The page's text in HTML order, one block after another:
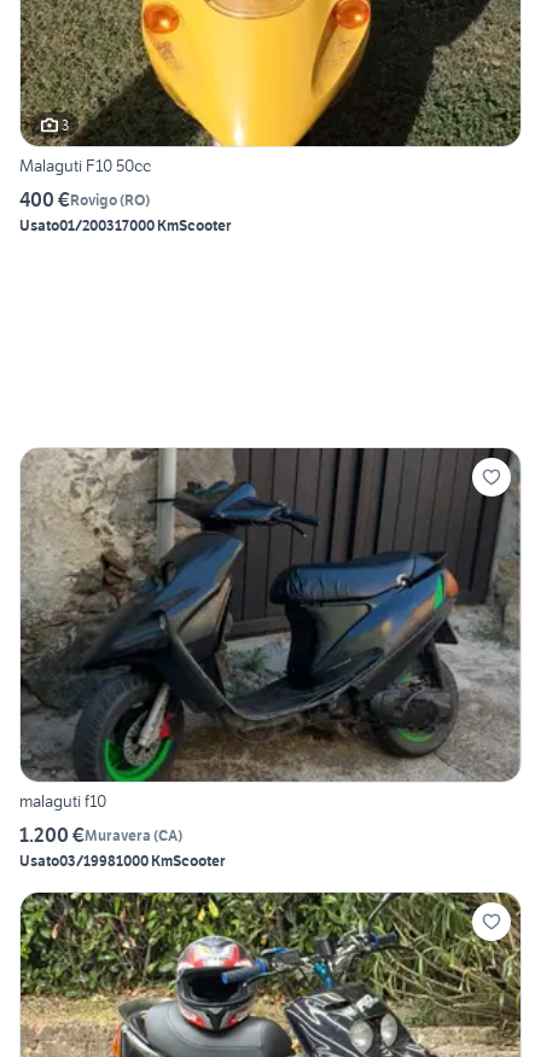
3
Malaguti F10 50cc
400 €Rovigo(RO)
Usato01/200317000 KmScooter
malaguti f10
1.200 €Muravera (CA)
Usato03/19981000 KmScooter